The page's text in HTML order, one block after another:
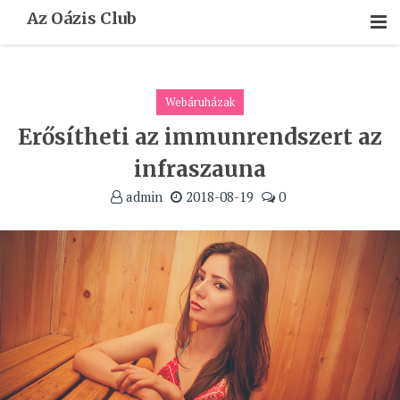
Az Oázis Club
Webáruházak
Erősítheti az immunrendszert az
infraszauna
admin 2018-08-19 0